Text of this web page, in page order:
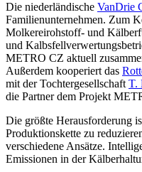
Die niederländische VanDrie
Familienunternehmen. Zum
Molkereirohstoff- und
und
METRO CZ aktuell
Außerdem kooperiert das
mit der Tochtergesellschaft T.
die Partner dem Projekt
Die größte Herausforderung
Produktionskette zu
verschiedene Ansätze.
Emissionen in der